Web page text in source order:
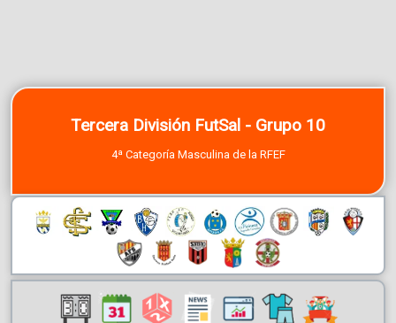
Tercera División FutSal - Grupo 10
4ª Categoría Masculina de la RFEF